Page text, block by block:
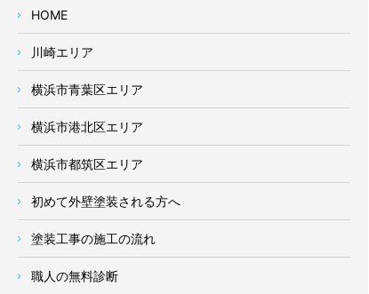
HOME
川崎エリア
横浜市青葉区エリア
横浜市港北区エリア
横浜市都筑区エリア
初めて外壁塗装される方へ
塗装工事の施工の流れ
職人の無料診断